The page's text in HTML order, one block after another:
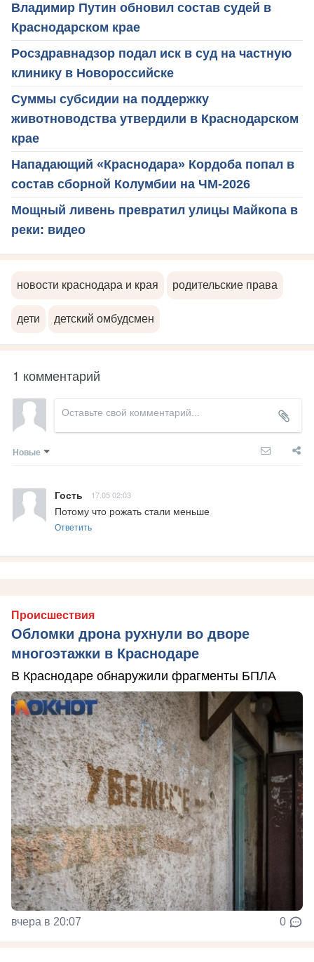
Владимир Путин обновил состав судей в
Краснодарском крае
Росздравнадзор подал иск в суд на частную
клинику в Новороссийске
Суммы субсидии на поддержку
животноводства утвердили в Краснодарском
крае
Нападающий «Краснодара» Кордоба попал в
состав сборной Колумбии на ЧМ-2026
Мощный ливень превратил улицы Майкопа в
реки: видео
новости краснодара и края родительские права
дети детский омбудсмен
1 комментарий
Новые
Гость 17.05 02:03
Потому что рожать стали меньше
Ответить
Происшествия
Обломки дрона рухнули во дворе
многоэтажки в Краснодаре
В Краснодаре обнаружили фрагменты БПЛА
вчера в 20:07 0